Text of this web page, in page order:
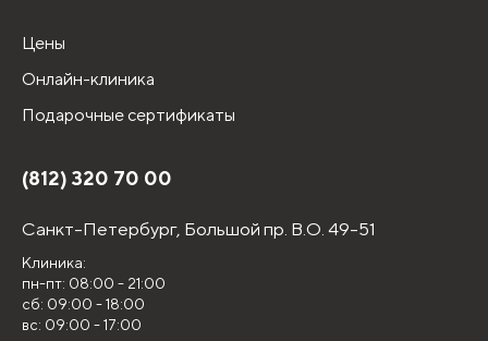
Цены
Онлайн-клиника
Подарочные сертификаты
(812) 320 70 00
Санкт-Петербург, Большой пр. В.О. 49-51
Клиника:
пн-пт: 08:00 - 21:00
сб: 09:00 - 18:00
вс: 09:00 - 17:00